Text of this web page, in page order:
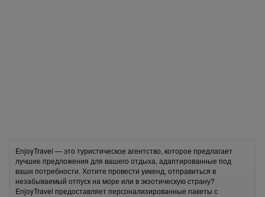
EnjoyTravel — это туристическое агентство, которое предлагает
лучшие предложения для вашего отдыха, адаптированные под
ваши потребности. Хотите провести уикенд, отправиться в
незабываемый отпуск на море или в экзотическую страну?
EnjoyTravel предоставляет персонализированные пакеты с